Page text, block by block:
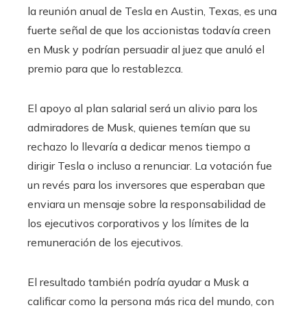
la reunión anual de Tesla en Austin, Texas, es una
fuerte señal de que los accionistas todavía creen
en Musk y podrían persuadir al juez que anuló el
premio para que lo restablezca.
El apoyo al plan salarial será un alivio para los
admiradores de Musk, quienes temían que su
rechazo lo llevaría a dedicar menos tiempo a
dirigir Tesla o incluso a renunciar. La votación fue
un revés para los inversores que esperaban que
enviara un mensaje sobre la responsabilidad de
los ejecutivos corporativos y los límites de la
remuneración de los ejecutivos.
El resultado también podría ayudar a Musk a
calificar como la persona más rica del mundo, con